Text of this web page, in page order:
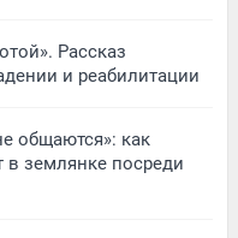
Рассказ
и реабилитации
общаются»: как
в землянке посреди